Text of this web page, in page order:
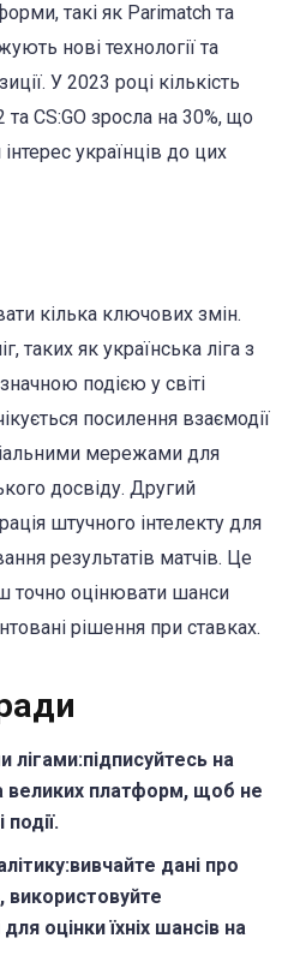
такі як Parimatch та
нові технології та
У 2023 році кількість
та CS:GO зросла на 30%, що
українців до цих
кілька ключових змін.
таких як українська ліга з
подією у світі
посилення взаємодії
мережами для
досвіду. Другий
штучного інтелекту для
результатів матчів. Це
точно оцінювати шанси
рішення при ставках.
лігами:підписуйтесь на
великих платформ, щоб не
дані про
використовуйте
оцінки їхніх шансів на